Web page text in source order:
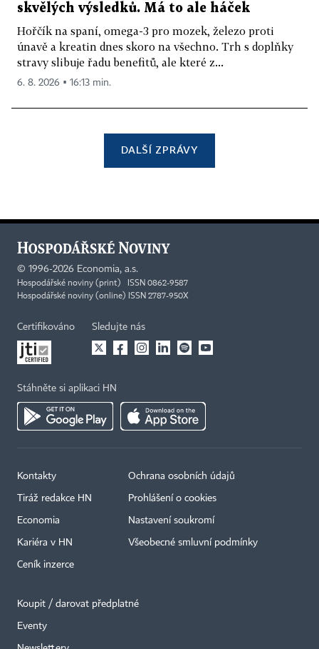
skvělých výsledků. Má to ale háček
Hořčík na spaní, omega-3 pro mozek, železo proti
únavě a kreatin dnes skoro na všechno. Trh s doplňky
stravy slibuje řadu benefitů, ale které z...
6. 8. 2026 ▪ 16:13 min.
DALŠÍ ZPRÁVY
© 1996-2026 Economia, a.s.
Hospodářské noviny (print) ISSN 0862-9587
Hospodářské noviny (online) ISSN 2787-950X
Certifikováno Sledujte nás
Stáhněte si aplikaci HN
Kontakty
Tiráž redakce HN
Economia
Kariéra v HN
Ceník inzerce
Ochrana osobních údajů
Prohlášení o cookies
Nastavení soukromí
Všeobecné smluvní podmínky
Koupit / darovat předplatné
Eventy